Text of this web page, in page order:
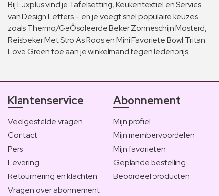
Bij Luxplus vind je Tafelsetting, Keukentextiel en Servies
van Design Letters – en je voegt snel populaire keuzes
zoals Thermo/GeÔsoleerde Beker Zonneschijn Mosterd,
Reisbeker Met Stro As Roos en Mini Favoriete Bowl Tritan
Love Green toe aan je winkelmand tegen ledenprijs.
Klantenservice
Veelgestelde vragen
Contact
Pers
Levering
Retournering en klachten
Vragen over abonnement
Abonnement
Mijn profiel
Mijn membervoordelen
Mijn favorieten
Geplande bestelling
Beoordeel producten